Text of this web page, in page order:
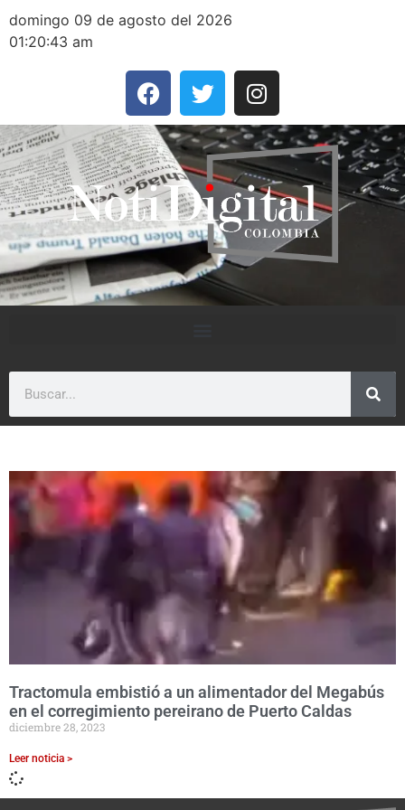
domingo 09 de agosto del 2026
01:20:43 am
Tractomula embistió a un alimentador del Megabús
en el corregimiento pereirano de Puerto Caldas
diciembre 28, 2023
Leer noticia >